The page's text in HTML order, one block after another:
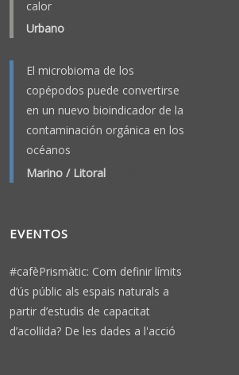
calor
Urbano
El microbioma de los
copépodos puede convertirse
en un nuevo bioindicador de la
contaminación orgánica en los
océanos
Marino / Litoral
EVENTOS
#cafèPrismàtic: Com definir límits
d’ús públic als espais naturals a
partir d’estudis de capacitat
d’acollida? De les dades a l'acció